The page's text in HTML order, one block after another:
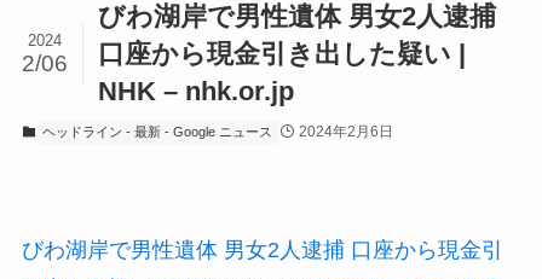
びわ湖岸で男性遺体 男女2人逮捕
口座から現金引き出した疑い |
NHK – nhk.or.jp
2024
2/06
ヘッドライン - 最新 - Google ニュース 2024年2月6日
びわ湖岸で男性遺体 男女2人逮捕 口座から現金引